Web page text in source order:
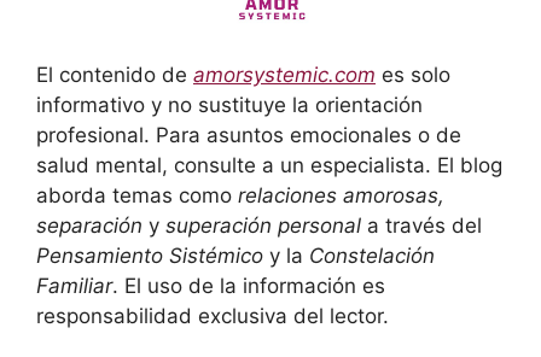
El contenido de amorsystemic.com es solo
informativo y no sustituye la orientación
profesional. Para asuntos emocionales o de
salud mental, consulte a un especialista. El blog
aborda temas como relaciones amorosas,
separación y superación personal a través del
Pensamiento Sistémico y la Constelación
Familiar. El uso de la información es
responsabilidad exclusiva del lector.